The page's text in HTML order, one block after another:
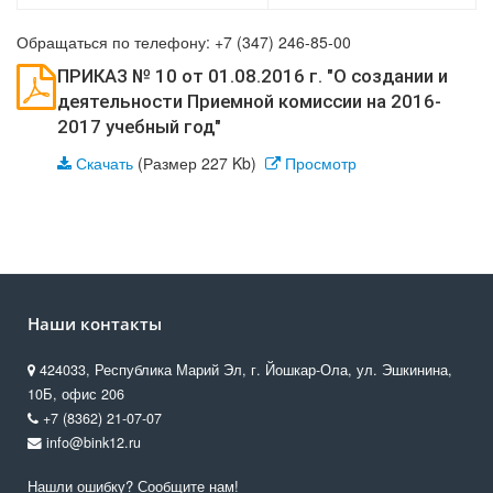
Обращаться по телефону: +7 (347) 246-85-00
ПРИКАЗ № 10 от 01.08.2016 г. "О создании и
деятельности Приемной комиссии на 2016-
2017 учебный год"
Скачать (Размер 227 Kb) Просмотр
Наши контакты
424033, Республика Марий Эл, г. Йошкар-Ола, ул. Эшкинина,
10Б, офис 206
+7 (8362) 21-07-07
info@bink12.ru
Нашли ошибку? Сообщите нам!